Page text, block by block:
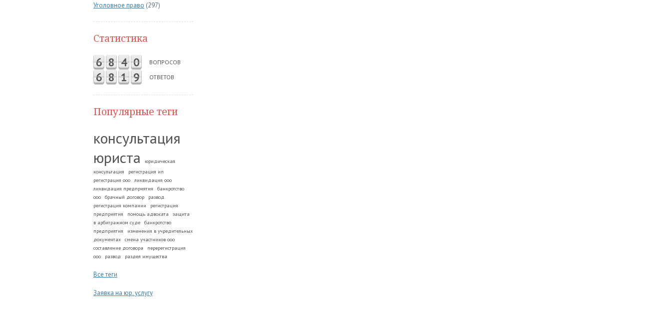
Уголовное право (297)
Статистика
6 8 4 0 ВОПРОСОВ
6 8 1 9 ОТВЕТОВ
Популярные теги
консультация
юриста
юридическая
консультация
регистрация ип
регистрация ооо
ликвидация ооо
ликвидация предприятия
банкротство
ооо
брачный договор
развод.
регистрация компании
регистрация
предприятия
помощь адвоката
защита
в арбитражном суде
банкротство
предприятия
изменения в учредительных
документах
смена участников ооо
составление договора
перерегистрация
ооо
развод раздел имущества
Все теги
Заявка на юр. услугу